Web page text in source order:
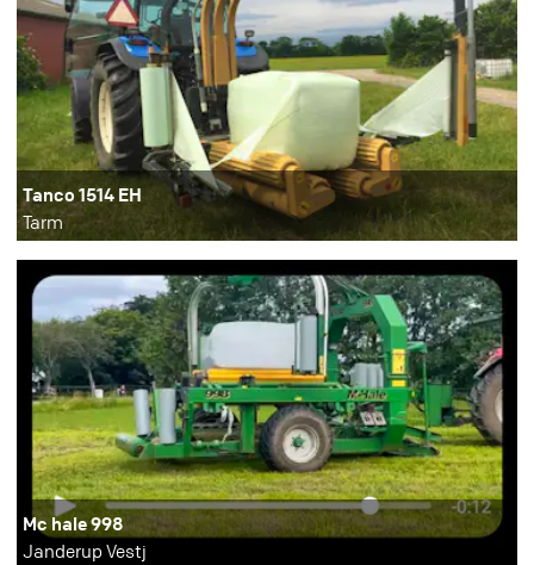
Tanco 1514 EH
Tarm
Mc hale 998
Janderup Vestj